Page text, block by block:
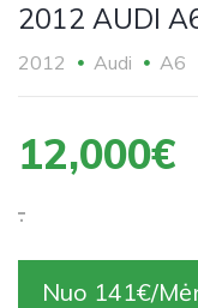
2012 AUDI
2012 Audi A6
12,000€
.
Nuo 141€/